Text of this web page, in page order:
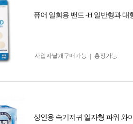
퓨어 일회용 밴드 -H 일반형과 대
사업자 낱개구매가능 흥정가능
성인용 속기저귀 일자형 파워 와